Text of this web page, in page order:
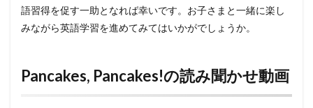
語習得を促す一助となれば幸いです。お子さまと一緒に楽し
みながら英語学習を進めてみてはいかがでしょうか。
Pancakes, Pancakes!の読み聞かせ動画